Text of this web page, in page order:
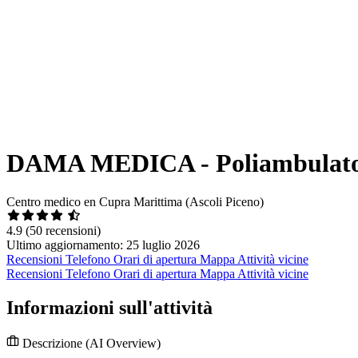
DAMA MEDICA -
Centro medico en Cupra Marittima (Ascoli Piceno)
4.9 (50 recensioni)
Ultimo aggiornamento: 25 luglio 2026
Recensioni Telefono Orari di apertura Mappa Attività vicine
Recensioni Telefono Orari di apertura Mappa Attività vicine
Informazioni sull'attività
Descrizione (AI Overview)